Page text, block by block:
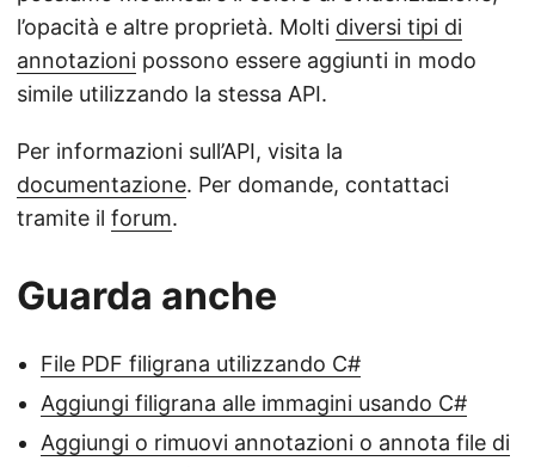
l’opacità e altre proprietà. Molti diversi tipi di
annotazioni possono essere aggiunti in modo
simile utilizzando la stessa API.
Per informazioni sull’API, visita la
documentazione. Per domande, contattaci
tramite il forum.
Guarda anche
File PDF filigrana utilizzando C#
Aggiungi filigrana alle immagini usando C#
Aggiungi o rimuovi annotazioni o annota file di